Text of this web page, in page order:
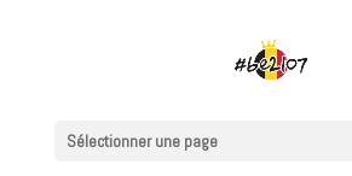
Sélectionner une page